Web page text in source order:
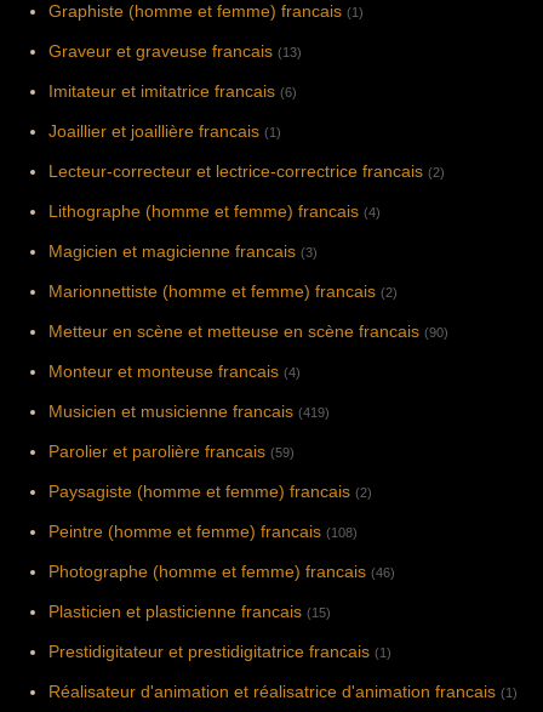
Graphiste (homme et femme) francais (1)
Graveur et graveuse francais (13)
Imitateur et imitatrice francais (6)
Joaillier et joaillière francais (1)
Lecteur-correcteur et lectrice-correctrice francais (2)
Lithographe (homme et femme) francais (4)
Magicien et magicienne francais (3)
Marionnettiste (homme et femme) francais (2)
Metteur en scène et metteuse en scène francais (90)
Monteur et monteuse francais (4)
Musicien et musicienne francais (419)
Parolier et parolière francais (59)
Paysagiste (homme et femme) francais (2)
Peintre (homme et femme) francais (108)
Photographe (homme et femme) francais (46)
Plasticien et plasticienne francais (15)
Prestidigitateur et prestidigitatrice francais (1)
Réalisateur d'animation et réalisatrice d'animation francais (1)